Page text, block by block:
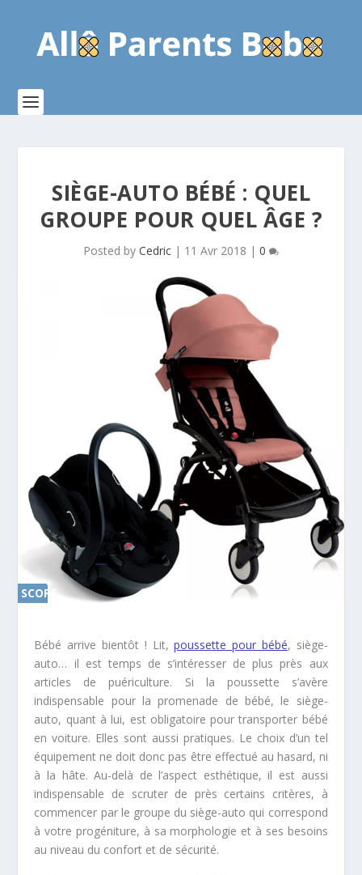
SIÈGE-AUTO BÉBÉ : QUEL
GROUPE POUR QUEL ÂGE ?
Posted by Cedric | 11 Avr 2018 | 0
SCORE
Bébé arrive bientôt ! Lit,poussette pour bébé, siège-
auto… il est temps de s’intéresser de plus près aux
articles de puériculture. Si la poussette s’avère
indispensable pour la promenade de bébé, le siège-
auto, quant à lui, est obligatoire pour transporter bébé
en voiture. Elles sont aussi pratiques. Le choix d’un tel
équipement ne doit donc pas être effectué au hasard, ni
à la hâte. Au-delà de l’aspect esthétique, il est aussi
indispensable de scruter de près certains critères, à
commencer par le groupe du siège-auto qui correspond
à votre progéniture, à sa morphologie et à ses besoins
au niveau du confort et de sécurité.